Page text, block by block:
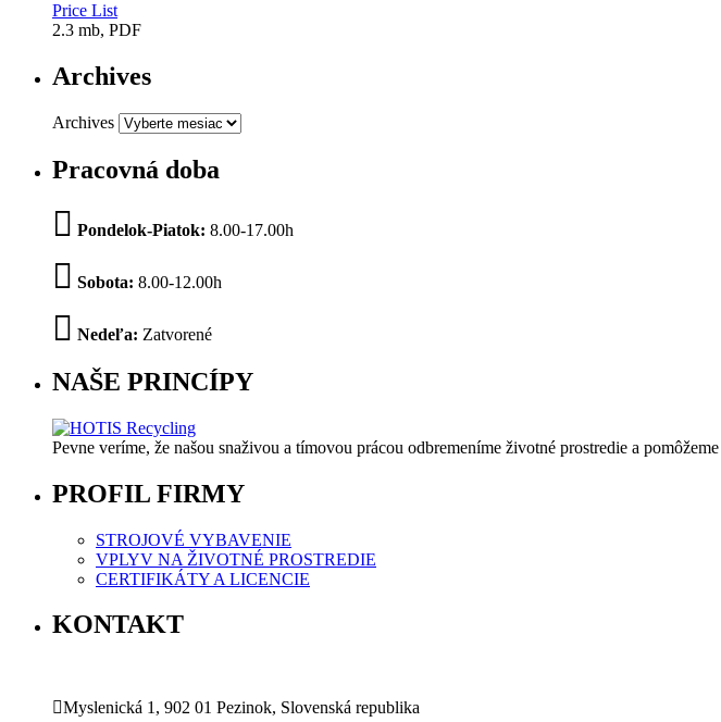
Price List
2.3 mb, PDF
Archives
Archives
Pracovná doba
Pondelok-Piatok: 8.00-17.00h
Sobota: 8.00-12.00h
Nedeľa: Zatvorené
NAŠE PRINCÍPY
Pevne veríme, že našou snaživou a tímovou prácou odbremeníme životné prostredie a
PROFIL FIRMY
STROJOVÉ VYBAVENIE
VPLYV NA ŽIVOTNÉ PROSTREDIE
CERTIFIKÁTY A LICENCIE
KONTAKT
Myslenická 1, 902 01 Pezinok, Slovenská republika